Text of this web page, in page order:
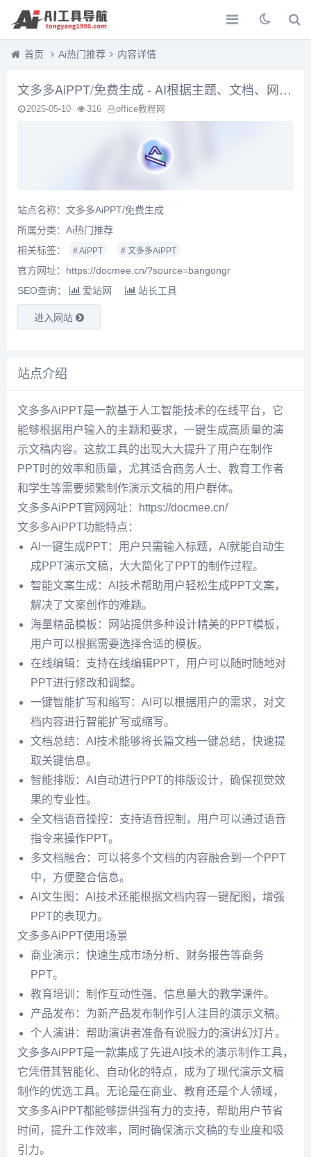
首页 Ai热门推荐 内容详情
文多多AiPPT/免费生成 - AI根据主题、文档、网址智能生成PPT文档，同时支持在线编辑、美化、排版、导出、一键动效、自动生成演讲稿等功能
2025-05-10 316 office教程网
站点名称：文多多AiPPT/免费生成
所属分类： Ai热门推荐
相关标签：
# AiPPT # 文多多AiPPT
官方网址：https://docmee.cn/?source=bangongr
SEO查询：
爱站网 站长工具
进入网站
站点介绍
文多多AiPPT是一款基于人工智能技术的在线平台，它
能够根据用户输入的主题和要求，一键生成高质量的演
示文稿内容。这款工具的出现大大提升了用户在制作
PPT时的效率和质量，尤其适合商务人士、教育工作者
和学生等需要频繁制作演示文稿的用户群体。
文多多AiPPT官网网址：https://docmee.cn/
文多多AiPPT功能特点：
AI一键生成PPT：用户只需输入标题，AI就能自动生
成PPT演示文稿，大大简化了PPT的制作过程。
智能文案生成：AI技术帮助用户轻松生成PPT文案，
解决了文案创作的难题。
海量精品模板：网站提供多种设计精美的PPT模板，
用户可以根据需要选择合适的模板。
在线编辑：支持在线编辑PPT，用户可以随时随地对
PPT进行修改和调整。
一键智能扩写和缩写：AI可以根据用户的需求，对文
档内容进行智能扩写或缩写。
文档总结：AI技术能够将长篇文档一键总结，快速提
取关键信息。
智能排版：AI自动进行PPT的排版设计，确保视觉效
果的专业性。
全文档语音操控：支持语音控制，用户可以通过语音
指令来操作PPT。
多文档融合：可以将多个文档的内容融合到一个PPT
中，方便整合信息。
AI文生图：AI技术还能根据文档内容一键配图，增强
PPT的表现力。
文多多AiPPT使用场景
商业演示：快速生成市场分析、财务报告等商务
PPT。
教育培训：制作互动性强、信息量大的教学课件。
产品发布：为新产品发布制作引人注目的演示文稿。
个人演讲：帮助演讲者准备有说服力的演讲幻灯片。
文多多AiPPT是一款集成了先进AI技术的演示制作工具，
它凭借其智能化、自动化的特点，成为了现代演示文稿
制作的优选工具。无论是在商业、教育还是个人领域，
文多多AiPPT都能够提供强有力的支持，帮助用户节省
时间，提升工作效率，同时确保演示文稿的专业度和吸
引力。